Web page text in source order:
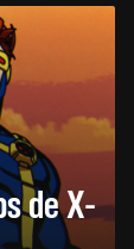
de X-